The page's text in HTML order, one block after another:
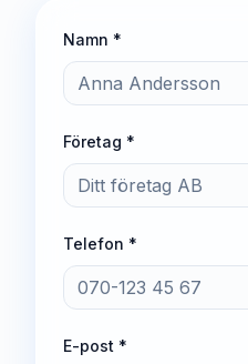
Namn *
Företag *
Telefon *
E-post *